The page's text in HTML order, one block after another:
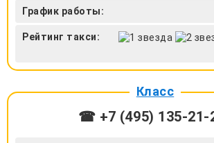
График работы:
Рейтинг такси:
Класс
☎ +7 (495) 135-21-